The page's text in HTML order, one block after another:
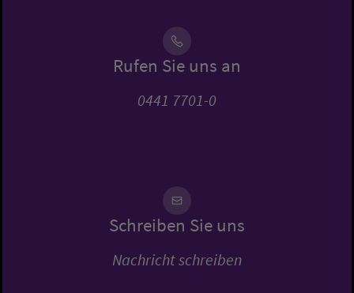
Rufen Sie uns an
0441 7701-0
Schreiben Sie uns
Nachricht schreiben